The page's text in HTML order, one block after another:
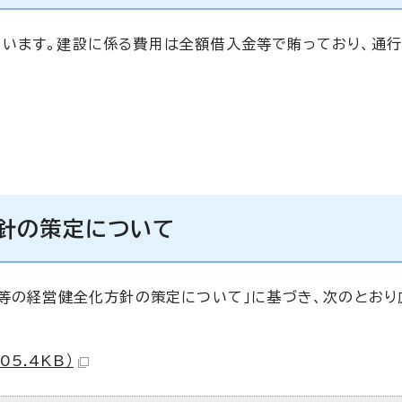
ます。建設に係る費用は全額借入金等で賄っており、通
の策定について
経営健全化方針の策定について」に基づき、次のとおり
）